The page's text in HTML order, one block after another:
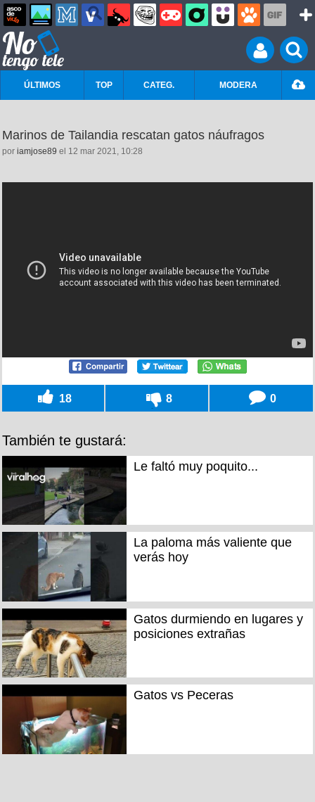
ÚLTIMOS TOP CATEG. MODERA
Marinos de Tailandia rescatan gatos náufragos
por iamjose89 el 12 mar 2021, 10:28
18 8 0
También te gustará:
Le faltó muy poquito...
La paloma más valiente que
verás hoy
Gatos durmiendo en lugares y
posiciones extrañas
Gatos vs Peceras